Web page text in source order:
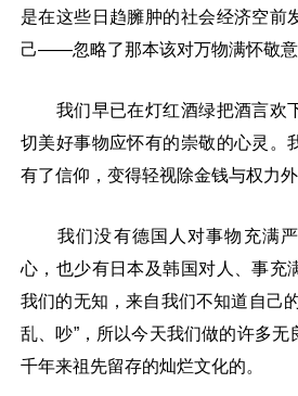
是在这些日趋臃肿的社会经济空前
己——忽略了那本该对万物满怀敬意
我们早已在灯红酒绿把酒言欢
切美好事物应怀有的崇敬的心灵。
有了信仰，变得轻视除金钱与权力外
我们没有德国人对事物充满严
心，也少有日本及韩国对人、事充
我们的无知，来自我们不知道自己
乱、吵”，所以今天我们做的许多无
千年来祖先留存的灿烂文化的。